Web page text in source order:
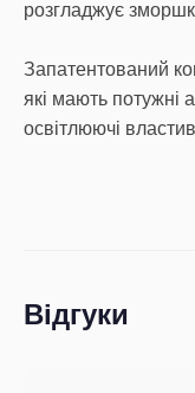
розгладжує
Запатентований
які мають потужні
освітлюючі
Відгуки